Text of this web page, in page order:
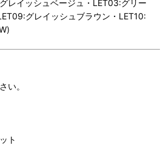
レイッシュベージュ・LET03:グリー
グレイッシュブラウン・LET10:
い。
ト